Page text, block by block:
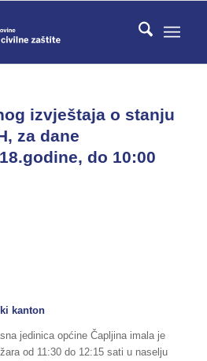
izvještaja o stanju
za dane
do 10:00
kanton
jedinica općine Čapljina imala je
od 11:30 do 12:15 sati u naselju